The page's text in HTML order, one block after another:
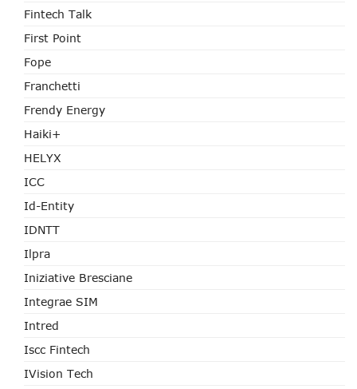
Fintech Talk
First Point
Fope
Franchetti
Frendy Energy
Haiki+
HELYX
ICC
Id-Entity
IDNTT
Ilpra
Iniziative Bresciane
Integrae SIM
Intred
Iscc Fintech
IVision Tech